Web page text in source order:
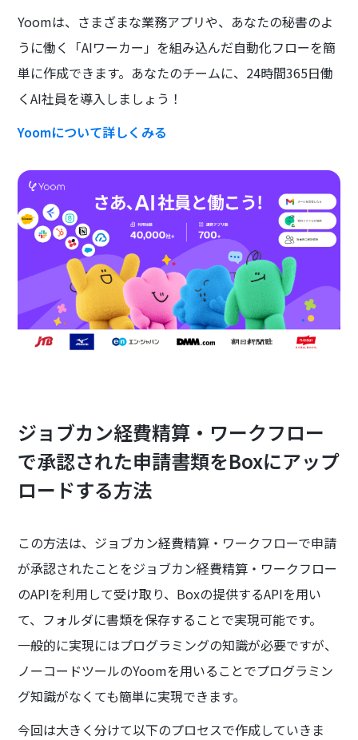
Yoomは、さまざまな業務アプリや、あなたの秘書のよ
うに働く「AIワーカー」を組み込んだ自動化フローを簡
単に作成できます。あなたのチームに、24時間365日働
くAI社員を導入しましょう！
Yoomについて詳しくみる
ジョブカン経費精算・ワークフロー
で承認された申請書類をBoxにアップ
ロードする方法
この方法は、ジョブカン経費精算・ワークフローで申請
が承認されたことをジョブカン経費精算・ワークフロー
のAPIを利用して受け取り、Boxの提供するAPIを用い
て、フォルダに書類を保存することで実現可能です。
一般的に実現にはプログラミングの知識が必要ですが、
ノーコードツールのYoomを用いることでプログラミン
グ知識がなくても簡単に実現できます。
今回は大きく分けて以下のプロセスで作成していきま